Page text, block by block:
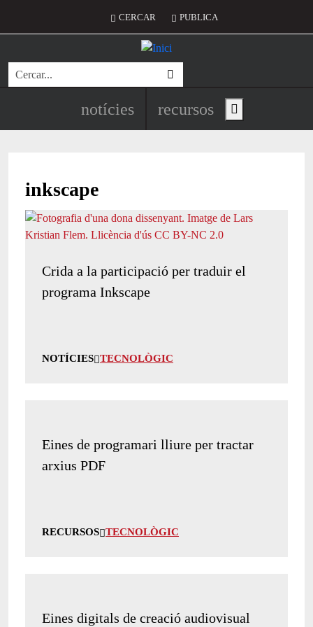
Menú del compte d'usuari
CERCAR PUBLICA
Cerca
Navegació principal de
notícies recursos Show main menu
inkscape
Crida a la participació per traduir el
programa Inkscape
NOTÍCIES TECNOLÒGIC
Eines de programari lliure per tractar
arxius PDF
RECURSOS TECNOLÒGIC
Eines digitals de creació audiovisual